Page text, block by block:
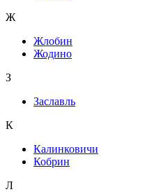
Ж
Жлобин
Жодино
З
Заславль
К
Калинковичи
Кобрин
Л